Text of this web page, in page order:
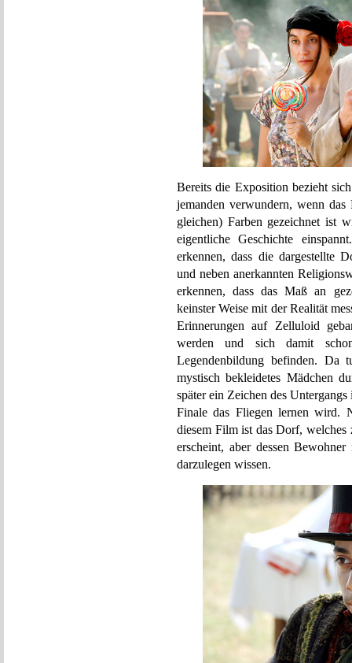
Bereits die Exposition bezieht
jemanden verwundern, wenn
gleichen) Farben gezeichnet ist
eigentliche Geschichte
erkennen, dass die dargestellte
und neben anerkannten
erkennen, dass das Maß an
keinster Weise mit der Realität
Erinnerungen auf Zelluloid
werden und sich damit
Legendenbildung befinden. Da
mystisch bekleidetes Mädchen
später ein Zeichen des
Finale das Fliegen lernen wird.
diesem Film ist das Dorf, welches
erscheint, aber dessen
darzulegen wissen.